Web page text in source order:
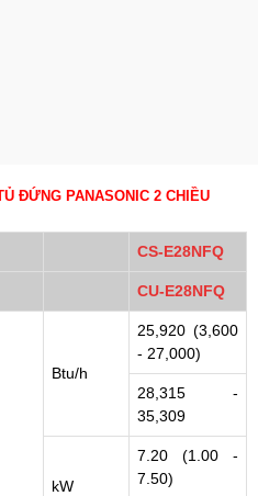
ĐỨNG PANASONIC 2 CHIỀU
CS-E28NFQ
CU-E28NFQ
Btu/h
25,920 (3,600
- 27,000)
28,315 -
35,309
kW
7.20 (1.00 -
7.50)